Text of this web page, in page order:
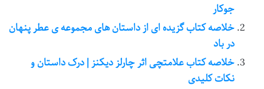
جوکار
خلاصه کتاب گزیده ای از داستان های مجموعه ی عطر پنهان
در باد
خلاصه کتاب علامتچی اثر چارلز دیکنز | درک داستان و
نکات کلیدی